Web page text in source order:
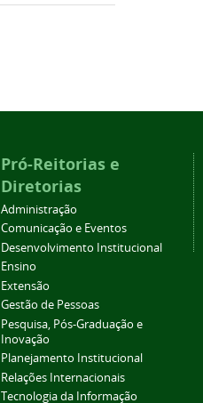
Pró-Reitorias e
Diretorias
Administração
Comunicação e Eventos
Desenvolvimento Institucional
Ensino
Extensão
Gestão de Pessoas
Pesquisa, Pós-Graduação e
Inovação
Planejamento Institucional
Relações Internacionais
Tecnologia da Informação